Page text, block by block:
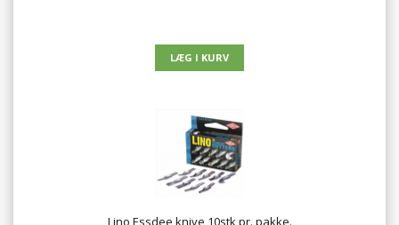
Lino Essdee knive 10stk pr. pakke.